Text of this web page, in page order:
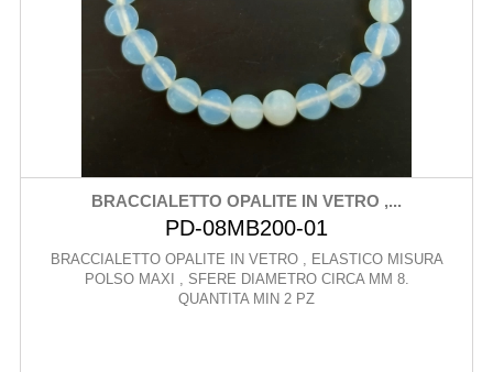
BRACCIALETTO OPALITE IN VETRO ,...
PD-08MB200-01
BRACCIALETTO OPALITE IN VETRO , ELASTICO MISURA
POLSO MAXI , SFERE DIAMETRO CIRCA MM 8.
QUANTITA MIN 2 PZ